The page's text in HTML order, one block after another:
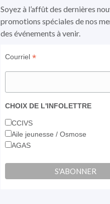
fenêtrefenêtre
Soyez à l’affût des dernières
promotions spéciales de nos
des événements à venir.
Courriel *
CHOIX DE L'INFOLETTRE
CCIVS
Aile jeunesse / Osmose
AGAS